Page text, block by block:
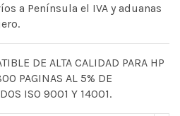
a Península el IVA y aduanas
DE ALTA CALIDAD PARA HP
PAGINAS AL 5% DE
ISO 9001 Y 14001.